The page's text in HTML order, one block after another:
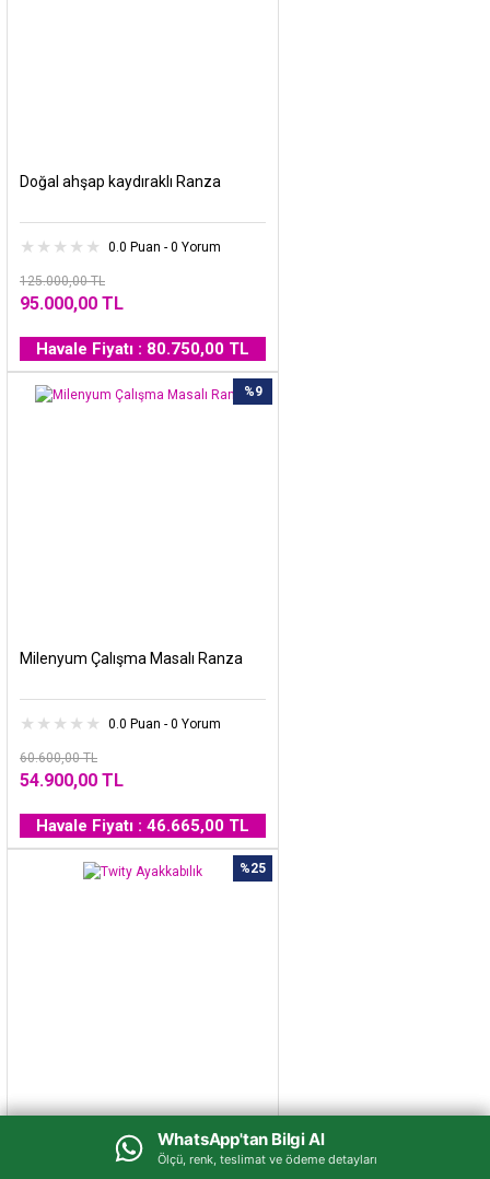
WhatsApp'tan Bilgi Al
Ölçü, renk, teslimat ve ödeme detayları
Doğal ahşap kaydıraklı Ranza
0.0 Puan - 0 Yorum
125.000,00 TL
95.000,00 TL
Havale Fiyatı : 80.750,00 TL
%9
Milenyum Çalışma Masalı Ranza
0.0 Puan - 0 Yorum
60.600,00 TL
54.900,00 TL
Havale Fiyatı : 46.665,00 TL
%25
Twity Ayakkabılık WhatsApp'tan Bilgi Al
Ölçü, renk, teslimat ve ödeme detayları